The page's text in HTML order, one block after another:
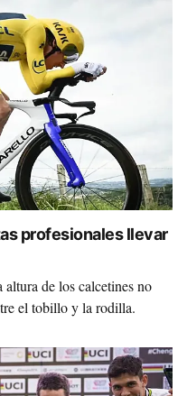
profesionales llevar
de los calcetines no
el tobillo y la rodilla.